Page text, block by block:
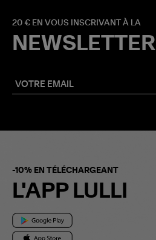
20 € EN VOUS INSCRIVANT À LA
NEWSLETTER
-10% EN TÉLÉCHARGEANT
L'APP LULLI